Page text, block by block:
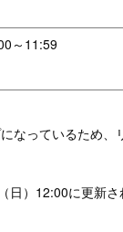
～11:59
なっているため、
日）12:00に更新